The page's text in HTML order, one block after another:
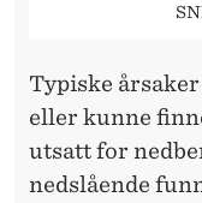
Typiske
eller kunne
utsatt for
nedslående